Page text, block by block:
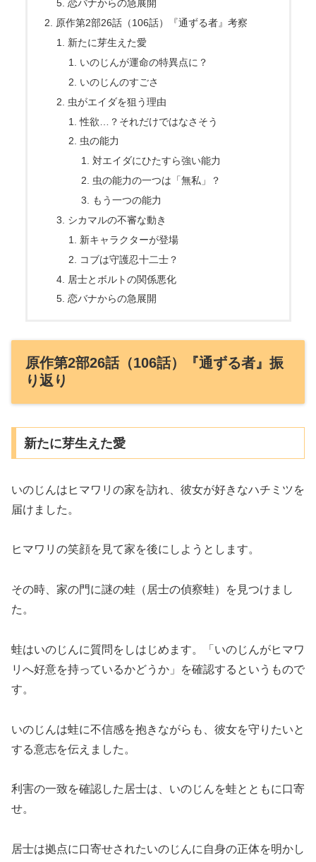
恋バナからの急展開
原作第2部26話（106話）『通ずる者』考察
新たに芽生えた愛
いのじんが運命の特異点に？
いのじんのすごさ
虫がエイダを狙う理由
性欲…？それだけではなさそう
虫の能力
対エイダにひたすら強い能力
虫の能力の一つは「無私」？
もう一つの能力
シカマルの不審な動き
新キャラクターが登場
コブは守護忍十二士？
居士とボルトの関係悪化
恋バナからの急展開
原作第2部26話（106話）『通ずる者』振
り返り
新たに芽生えた愛
いのじんはヒマワリの家を訪れ、彼女が好きなハチミツを
届けました。
ヒマワリの笑顔を見て家を後にしようとします。
その時、家の門に謎の蛙（居士の偵察蛙）を見つけまし
た。
蛙はいのじんに質問をしはじめます。「いのじんがヒマワ
リへ好意を持っているかどうか」を確認するというもので
す。
いのじんは蛙に不信感を抱きながらも、彼女を守りたいと
する意志を伝えました。
利害の一致を確認した居士は、いのじんを蛙とともに口寄
せ。
居士は拠点に口寄せされたいのじんに自身の正体を明かし